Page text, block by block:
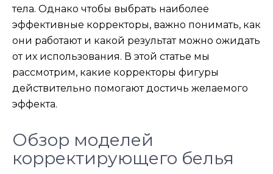
тела. Однако чтобы выбрать наиболее
эффективные корректоры, важно понимать, как
они работают и какой результат можно ожидать
от их использования. В этой статье мы
рассмотрим, какие корректоры фигуры
действительно помогают достичь желаемого
эффекта.
Обзор моделей
корректирующего белья